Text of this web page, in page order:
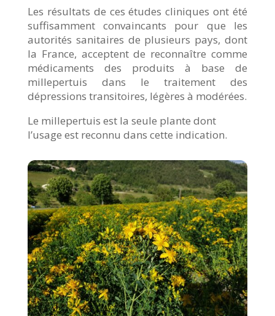
Les résultats de ces études cliniques ont été
suffisamment convaincants pour que les
autorités sanitaires de plusieurs pays, dont
la France, acceptent de reconnaître comme
médicaments des produits à base de
millepertuis dans le traitement des
dépressions transitoires, légères à modérées.
Le millepertuis est la seule plante dont
l’usage est reconnu dans cette indication.